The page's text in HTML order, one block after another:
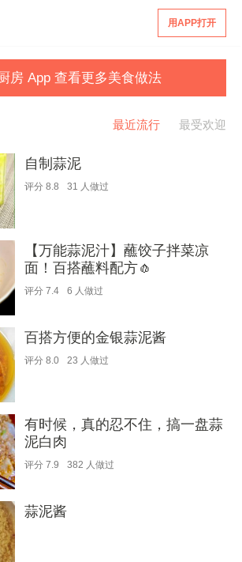
用APP打开
房 App 查看更多美食做法
最近流行 最受欢迎
自制蒜泥
评分 8.8 31 人做过
【万能蒜泥汁】蘸饺子拌菜凉
面！百搭蘸料配方🧄
评分 7.4 6 人做过
百搭方便的金银蒜泥酱
评分 8.0 23 人做过
有时候，真的忍不住，搞一盘蒜
泥白肉
评分 7.9 382 人做过
蒜泥酱